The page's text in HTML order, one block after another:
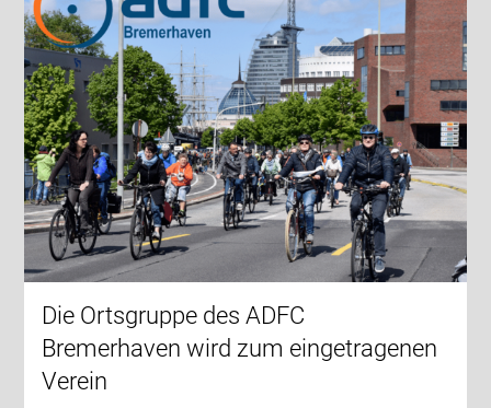
Die Ortsgruppe des ADFC
Bremerhaven wird zum eingetragenen
Verein